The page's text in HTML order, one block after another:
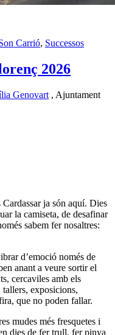
Carrió, Successos
2026
Genovart , Ajuntament
ja són aquí. Dies
la camiseta, de desafinar
sabem fer nosaltres:
d’emoció només de
anant a veure sortir el
cercaviles amb els
tallers, exposicions,
que no poden fallar.
mudes més fresquetes i
dies de fer trull, fer pinya